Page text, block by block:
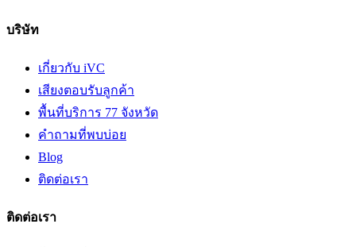
บริษัท
เกี่ยวกับ iVC
เสียงตอบรับลูกค้า
พื้นที่บริการ 77 จังหวัด
คำถามที่พบบ่อย
Blog
ติดต่อเรา
ติดต่อเรา